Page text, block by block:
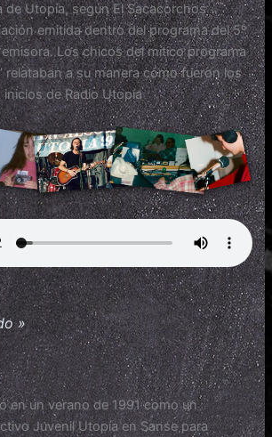
de Utopía, según El Sacacorchos
emitida dentro del programa del 5º
Los chicos del mítico programa
relataban a su manera cómo fueron los
inicios de Radio Utopía
»
en un verano de 1991 como un
Juvenil Utopíaen Sanse para